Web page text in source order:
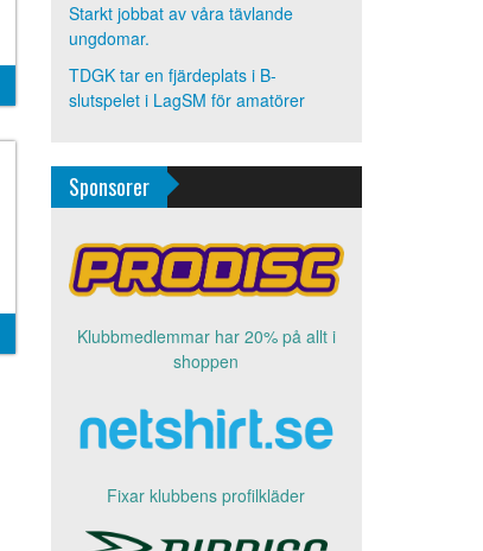
Starkt jobbat av våra tävlande
ungdomar.
TDGK tar en fjärdeplats i B-
slutspelet i LagSM för amatörer
Sponsorer
Klubbmedlemmar har 20% på allt i
shoppen
Fixar klubbens profilkläder